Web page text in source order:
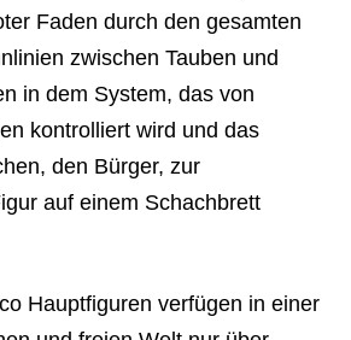
Faden durch den gesamten
zwischen Tauben und
in dem System, das von
kontrolliert wird und das
den Bürger, zur
auf einem Schachbrett
Hauptfiguren verfügen in einer